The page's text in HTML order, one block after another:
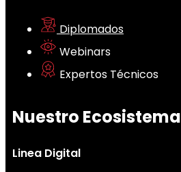
Diplomados
Webinars
Expertos Técnicos
Nuestro Ecosistema
Linea Digital